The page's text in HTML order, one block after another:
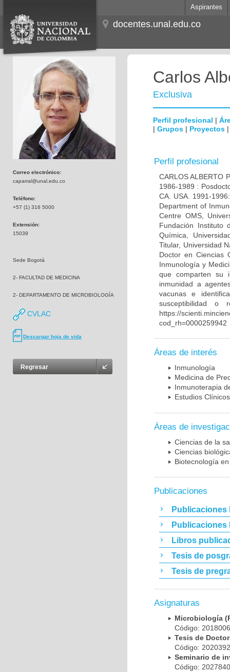
Aspirantes
docentes.unal.edu.co
Correo electrónico:
caparral@unal.edu.co
Teléfono:
+57 (1) 316 5000
Extensión:
15039
Sede Bogotá
2- FACULTAD DE MEDICINA
2- DEPARTAMENTO DE MICROBIOLOGÍA
CVLAC
Descargar hoja de vida
Regresar
Carlos
Exclusiva
Perfil profesional |
| Grupos | Proyectos
Perfil profesional
CARLOS ALBERTO
1986-1989 :
CA. USA. 1991-
Department of
Centre OMS,
Fundación Instituto
Química,
Titular, Universidad
Doctor en Ciencias
Inmunología y
que comparten su
inmunidad a
vacunas e
susceptibilidad o
https://
cod_rh=0000259942
Áreas de interés
Inmunología
Medicina de
Inmunoterapia
Estudios Clínicos
Áreas de
Ciencias de la
Ciencias
Biotecnología
Publicaciones
Publicaciones
Publicaciones
Libros
Tesis de
Tesis de
Asignaturas
Microbiología
Código:
Tesis de
Código:
Seminario de
Código: